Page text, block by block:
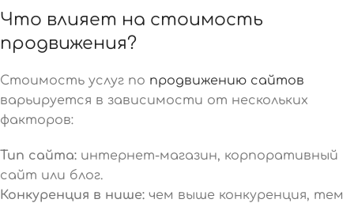
Что влияет на стоимость
продвижения?
Стоимость услуг по продвижению сайтов
варьируется в зависимости от нескольких
факторов:
Тип сайта: интернет-магазин, корпоративный
сайт или блог.
Конкуренция в нише: чем выше конкуренция, тем